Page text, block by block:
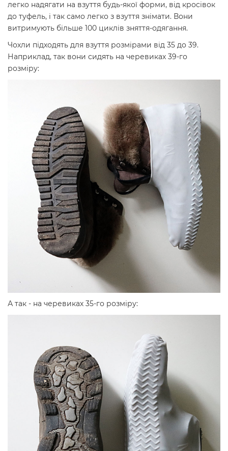
легко надягати на взуття будь-якої форми, від кросівок
до туфель, і так само легко з взуття знімати. Вони
витримують більше 100 циклів зняття-одягання.
Чохли підходять для взуття розмірами від 35 до 39.
Наприклад, так вони сидять на черевиках 39-го
розміру:
А так - на черевиках 35-го розміру: